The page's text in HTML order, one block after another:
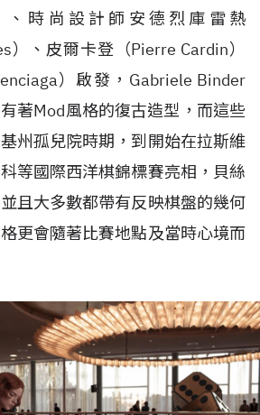
、時尚設計師安德烈庫雷熱
）、皮爾卡登（Pierre Cardin）
）啟發，Gabriele Binder
著Mod風格的復古造型，而這些
州孤兒院時期，到開始在拉斯維
等國際西洋棋錦標賽亮相，貝絲
且大多數都帶有反映棋盤的幾何
更會隨著比賽地點及當時心境而